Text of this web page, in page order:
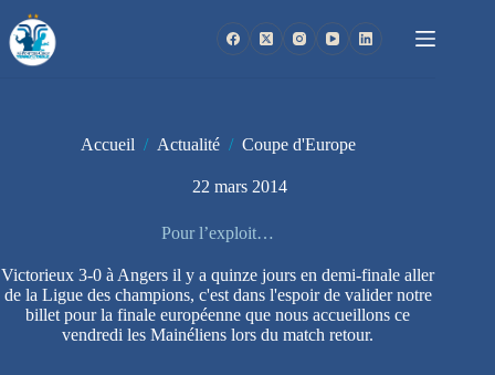
au
contenu
Accueil / Actualité / Coupe d'Europe
22 mars 2014
Pour l’exploit…
Victorieux 3-0 à Angers il y a quinze jours en demi-finale aller
de la Ligue des champions, c'est dans l'espoir de valider notre
billet pour la finale européenne que nous accueillons ce
vendredi les Mainéliens lors du match retour.